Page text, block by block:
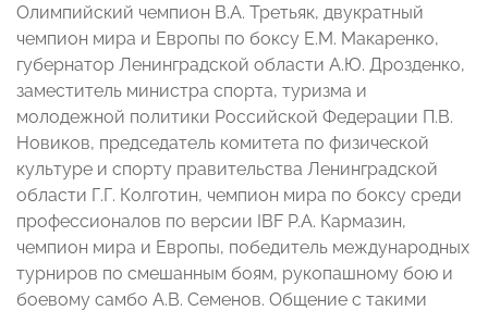
Олимпийский чемпион В.А. Третьяк, двукратный
чемпион мира и Европы по боксу Е.М. Макаренко,
губернатор Ленинградской области А.Ю. Дрозденко,
заместитель министра спорта, туризма и
молодежной политики Российской Федерации П.В.
Новиков, председатель комитета по физической
культуре и спорту правительства Ленинградской
области Г.Г. Колготин, чемпион мира по боксу среди
профессионалов по версии IBF Р.А. Кармазин,
чемпион мира и Европы, победитель международных
турниров по смешанным боям, рукопашному бою и
боевому самбо А.В. Семенов. Общение с такими